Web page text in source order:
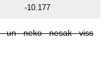
-10.177
un neko nesak
viss